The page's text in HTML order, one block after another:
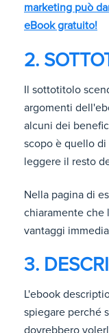
marketing può
eBook gratuito!
2.
Il sottotitolo
argomenti
alcuni dei
scopo è quello
leggere il resto
Nella pagina di
chiaramente che
vantaggi
3.
L'ebook
spiegare perché